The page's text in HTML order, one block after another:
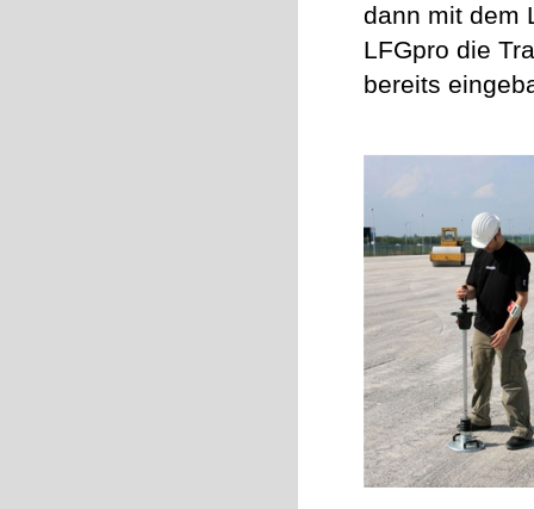
dann mit dem
LFGpro die
bereits